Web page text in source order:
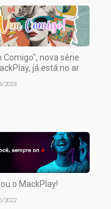
Comigo", nova série
já está no ar
2023
o MackPlay!
2022